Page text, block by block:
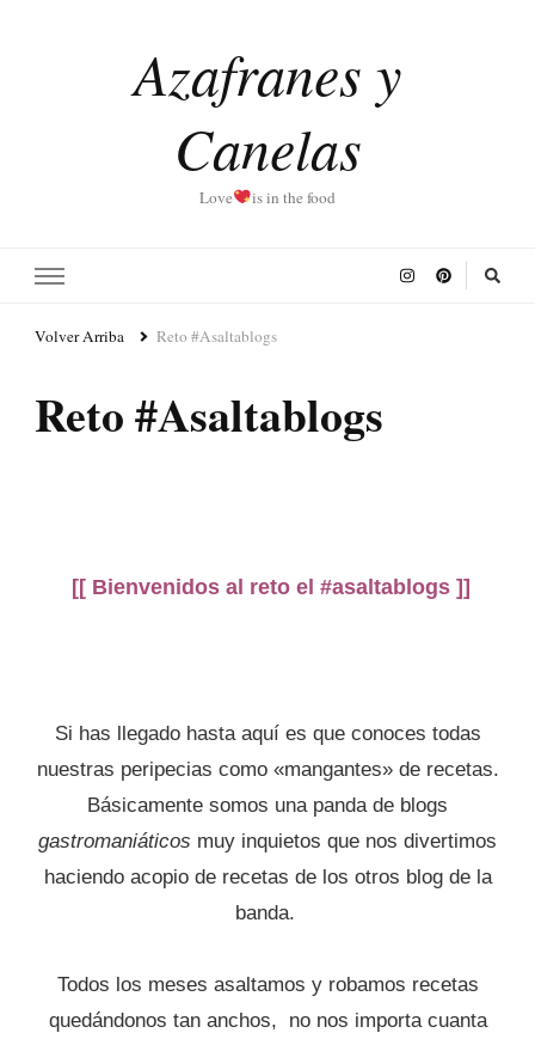
Azafranes y
Canelas
Love is in the food
Volver Arriba Reto #Asaltablogs
Reto #Asaltablogs
[[ Bienvenidos al reto el #asaltablogs ]]
Si has llegado hasta aquí es que conoces todas
nuestras peripecias como «mangantes» de recetas.
Básicamente somos una panda de blogs
gastromaniáticos muy inquietos que nos divertimos
haciendo acopio de recetas de los otros blog de la
banda.
Todos los meses asaltamos y robamos recetas
quedándonos tan anchos, no nos importa cuanta